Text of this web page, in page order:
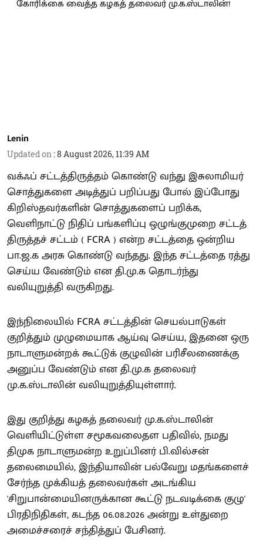
Lenin
Updated on :8 August 2026, 11:39 AM
வக்ஃப் சட்டத்திருத்தம் கொண்டு வந்து இசுலாமியர்
சொத்துகளை அடித்துப் பறிப்பது போல் இப்போது
கிறிஸ்தவர்களின் சொத்துகளைப் பறிக்க,
வெளிநாட்டு நிதிப் பங்களிப்பு ஒழுங்குமுறை சட்டத்
திருத்தச் சட்டம் ( FCRA ) என்ற சட்டத்தை ஒன்றிய
பா.ஜ.க அரசு கொண்டு வந்தது. இந்த சட்டத்தை ரத்து
செய்ய வேண்டும் என தி.மு.க தொடர்ந்து
வலியுறுத்தி வருகிறது.
இந்நிலையில் FCRA சட்டத்தின் செயல்பாடுகள்
குறித்தும் முழுமையாக ஆய்வு செய்ய, இதனை ஒரு
நாடாளுமன்றக் கூட்டுக் குழுவின் பரிசீலணைக்கு
அனுப்ப வேண்டும் என தி.மு.க தலைவர்
மு.க.ஸ்டாலின் வலியுறுத்தியுள்ளார்.
இது குறித்து கழகத் தலைவர் மு.க.ஸ்டாலின்
வெளியிட்டுள்ள சமூகவலைதள பதிவில், நமது
திமுக நாடாளுமன்ற உறுப்பினர் பி.வில்சன்
தலைமையில், இந்தியாவின் பல்வேறு மதங்களைச்
சேர்ந்த முக்கியத் தலைவர்கள் அடங்கிய
'சிறுபான்மையினருக்கான கூட்டு நடவடிக்கை குழு'
பிரதிநிதிகள், கடந்த 06.08.2026 அன்று உள்துறை
அமைச்சரைச் சந்தித்துப் பேசினர்.